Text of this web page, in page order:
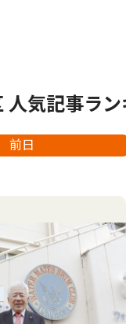
人気記事ラン
前日